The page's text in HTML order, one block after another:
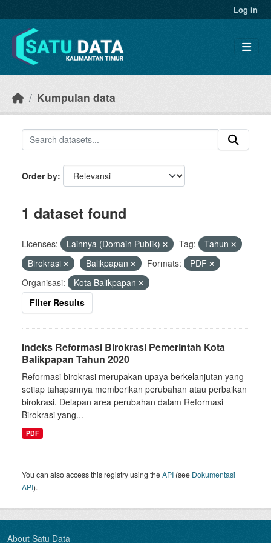
Log in
Kumpulan data
Order by
1 dataset found
Licenses: Lainnya (Domain Publik) Tag:
Tahun
Birokrasi
Balikpapan Formats:
PDF
Organisasi:
Kota Balikpapan
Filter Results
Indeks Reformasi Birokrasi Pemerintah Kota
Balikpapan Tahun 2020
Reformasi birokrasi merupakan upaya berkelanjutan yang
setiap tahapannya memberikan perubahan atau perbaikan
birokrasi. Delapan area perubahan dalam Reformasi
Birokrasi yang...
PDF
You can also access this registry using theAPI (see Dokumentasi
API).
About Satu Data